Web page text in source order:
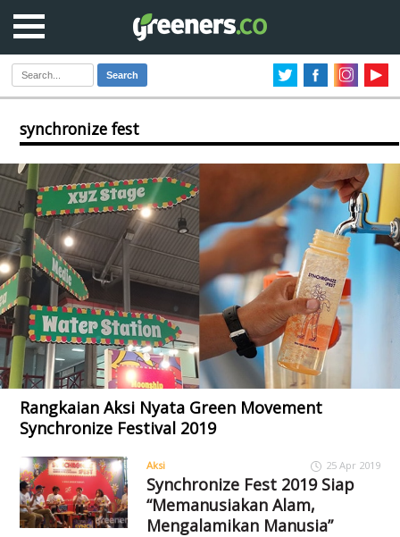
Search
synchronize fest
Rangkaian Aksi Nyata Green Movement
Synchronize Festival 2019
Aksi 25 Apr 2019
Synchronize Fest 2019 Siap
“Memanusiakan Alam,
Mengalamikan Manusia”